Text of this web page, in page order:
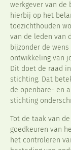
werkgever van de
hierbij op het
toezichthouden
van de leden van
bijzonder de
ontwikkeling van
Dit doet de raad
stichting. Dat
de openbare- en
stichting
Tot de taak van
goedkeuren van
het controleren